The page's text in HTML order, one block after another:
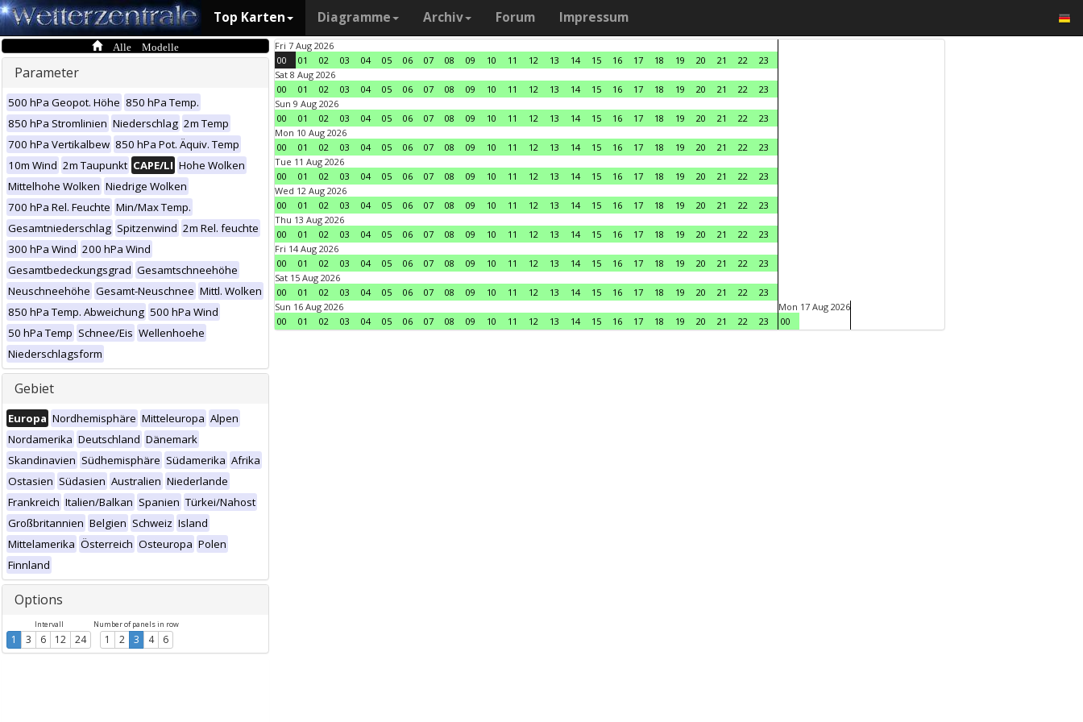
Top Karten Diagramme Archiv Forum Impressum
Alle Modelle
Parameter
500 hPa Geopot. Höhe 850 hPa Temp.
850 hPa Stromlinien Niederschlag 2m Temp
700 hPa Vertikalbew 850 hPa Pot. Äquiv. Temp
10m Wind 2m Taupunkt CAPE/LI Hohe Wolken
Mittelhohe Wolken Niedrige Wolken
700 hPa Rel. Feuchte Min/Max Temp.
Gesamtniederschlag Spitzenwind 2m Rel. feuchte
300 hPa Wind 200 hPa Wind
Gesamtbedeckungsgrad Gesamtschneehöhe
Neuschneehöhe Gesamt-Neuschnee Mittl. Wolken
850 hPa Temp. Abweichung 500 hPa Wind
50 hPa Temp Schnee/Eis Wellenhoehe
Niederschlagsform
Gebiet
Europa Nordhemisphäre Mitteleuropa Alpen
Nordamerika Deutschland Dänemark
Skandinavien Südhemisphäre Südamerika Afrika
Ostasien Südasien Australien Niederlande
Frankreich Italien/Balkan Spanien Türkei/Nahost
Großbritannien Belgien Schweiz Island
Mittelamerika Österreich Osteuropa Polen
Finnland
Options
Intervall
1 3 6 12 24
Number of panels in row
1 2 3 4 6
Fri 7 Aug 2026
00
01 02 03 04 05 06 07 08 09 10 11 12 13 14 15 16 17 18 19 20 21 22
23
Sat 8 Aug 2026
00
01 02 03 04 05 06 07 08 09 10 11 12 13 14 15 16 17 18 19 20 21 22
23
Sun 9 Aug 2026
00
01 02 03 04 05 06 07 08 09 10 11 12 13 14 15 16 17 18 19 20 21 22
23
Mon 10 Aug 2026
00
01 02 03 04 05 06 07 08 09 10 11 12 13 14 15 16 17 18 19 20 21 22
23
Tue 11 Aug 2026
00
01 02 03 04 05 06 07 08 09 10 11 12 13 14 15 16 17 18 19 20 21 22
23
Wed 12 Aug 2026
00
01 02 03 04 05 06 07 08 09 10 11 12 13 14 15 16 17 18 19 20 21 22
23
Thu 13 Aug 2026
00
01 02 03 04 05 06 07 08 09 10 11 12 13 14 15 16 17 18 19 20 21 22
23
Fri 14 Aug 2026
00
01 02 03 04 05 06 07 08 09 10 11 12 13 14 15 16 17 18 19 20 21 22
23
Sat 15 Aug 2026
00
01 02 03 04 05 06 07 08 09 10 11 12 13 14 15 16 17 18 19 20 21 22
23
Sun 16 Aug 2026
00
01 02 03 04 05 06 07 08 09 10 11 12 13 14 15 16 17 18 19 20 21 22 23
Mon 17 Aug 2026
00